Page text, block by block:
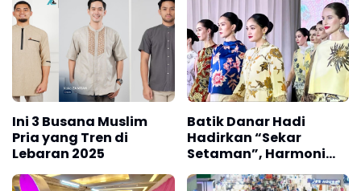
Ini 3 Busana Muslim
Pria yang Tren di
Lebaran 2025
Batik Danar Hadi
Hadirkan “Sekar
Setaman”, Harmoni
Keberagaman dalam
Balutan Batik